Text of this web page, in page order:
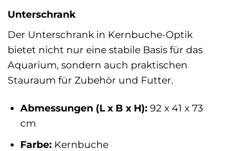
Unterschrank
Der Unterschrank in Kernbuche-Optik
bietet nicht nur eine stabile Basis für das
Aquarium, sondern auch praktischen
Stauraum für Zubehör und Futter.
Abmessungen (L x B x H):92 x 41 x 73
cm
Farbe:Kernbuche